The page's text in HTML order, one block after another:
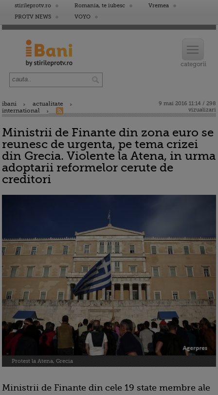
stirileprotv.ro Romania, te iubesc
Vremea
PROTV NEWS
VOYO
ibani
actualitate
international
9 mai 2016 11:14 / 298
vizualizari
Ministrii de Finante din zona euro se
reunesc de urgenta, pe tema crizei
din Grecia. Violente la Atena, in urma
adoptarii reformelor cerute de
creditori
Protest la Atena, Grecia
Ministrii de Finante din cele 19 state membre ale